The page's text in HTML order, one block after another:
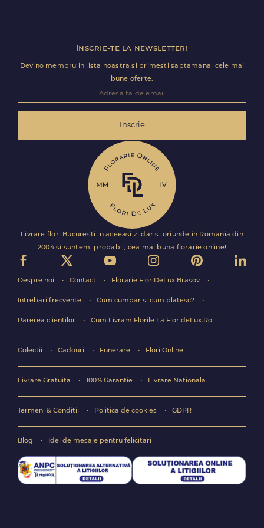
Inscrie-te la newsletter!
Devino membru in lista noastra si primesti saptamanal cele mai
bune oferte.
Inscrie
Livrare flori Bucuresti in aceeasi zi dar si oriunde in Romania din
2004 si suntem, probabil, cea mai buna florarie online!
Despre noi Contact Florarie FloriDeLux Brasov
Intrebari frecvente Cum cumpar si cum platesc?
Parerea clientilor Cum Livram Florile La FlorideLux.Ro
Colectii Cadouri Funerare Flori Online
Livrare Gratuita 100% Garantie Livrare Nationala
Termeni & Conditii Politica de cookies GDPR
Blog Idei de mesaje pentru felicitari